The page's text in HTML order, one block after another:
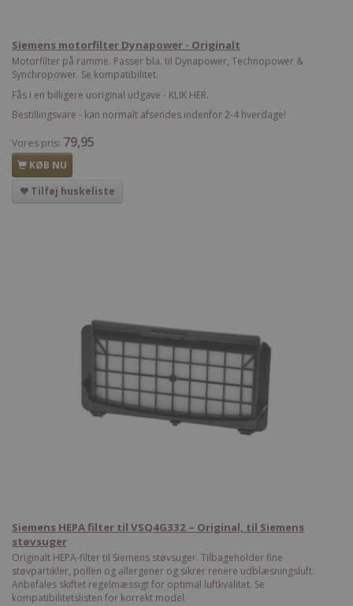
Siemens motorfilter Dynapower - Originalt
Motorfilter på ramme. Passer bla. til Dynapower, Technopower &
Synchropower. Se kompatibilitet.
Fås i en billigere uoriginal udgave - KLIK HER.
Bestillingsvare - kan normalt afsendes indenfor 2-4 hverdage!
Vores pris: 79,95
KØB NU
Tilføj huskeliste
Siemens HEPA filter til VSQ4G332 – Original, til Siemens
støvsuger
Originalt HEPA-filter til Siemens støvsuger. Tilbageholder fine
støvpartikler, pollen og allergener og sikrer renere udblæsningsluft.
Anbefales skiftet regelmæssigt for optimal luftkvalitet. Se
kompatibilitetslisten for korrekt model.